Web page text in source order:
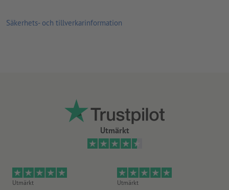
Säkerhets- och tillverkarinformation
Utmärkt
Utmärkt Utmärkt